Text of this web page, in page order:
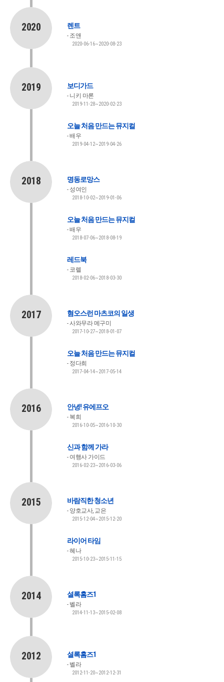
2020 렌트
조앤
2020-06-16~2020-08-23
2019 보디가드
니키 마론
2019-11-28~2020-02-23
오늘 처음 만드는 뮤지컬
배우
2019-04-12~2019-04-26
2018 명동로망스
성여인
2018-10-02~2019-01-06
오늘 처음 만드는 뮤지컬
배우
2018-07-06~2018-08-19
레드북
코렐
2018-02-06~2018-03-30
2017 혐오스런 마츠코의 일생
사와무라 메구미
2017-10-27~2018-01-07
오늘 처음 만드는 뮤지컬
정다희
2017-04-14~2017-05-14
2016 안녕! 유에프오
복희
2016-10-05~2016-10-30
신과 함께 가라
여행사 가이드
2016-02-23~2016-03-06
2015 바람직한 청소년
양호교사, 교은
2015-12-04~2015-12-20
라이어 타임
혜나
2015-10-23~2015-11-15
2014 셜록홈즈1
벨라
2014-11-13~2015-02-08
2012 셜록홈즈1
벨라
2012-11-20~2012-12-31